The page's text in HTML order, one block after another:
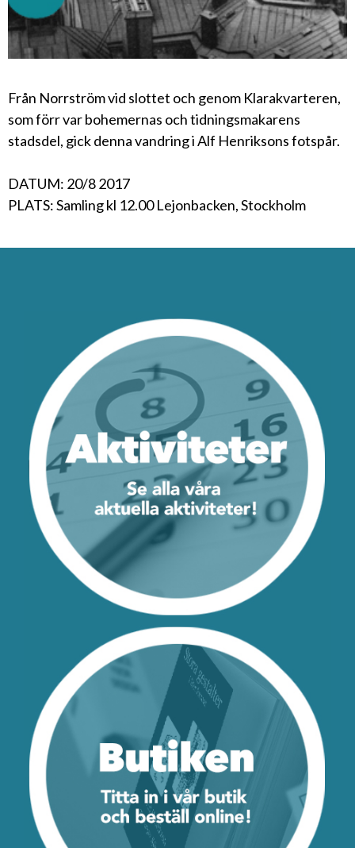
Från Norrström vid slottet och genom Klarakvarteren,
som förr var bohemernas och tidningsmakarens
stadsdel, gick denna vandring i Alf Henriksons fotspår.
DATUM: 20/8 2017
PLATS: Samling kl 12.00 Lejonbacken, Stockholm